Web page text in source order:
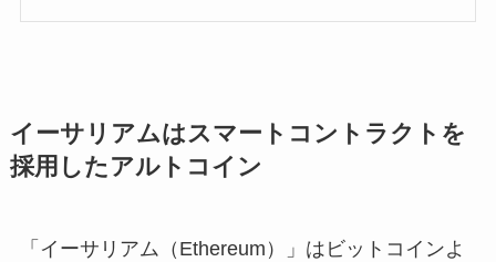
イーサリアムはスマートコントラクトを
採用したアルトコイン
「イーサリアム（Ethereum）」はビットコインよ